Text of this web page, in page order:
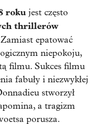
roku jest często
thrillerów
Zamiast epatować
niepokoju,
filmu. Sukces filmu
fabuły i niezwykłej
stworzył
a tragizm
porusza.